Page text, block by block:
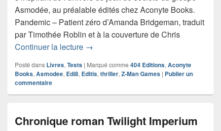
Asmodée, au préalable édités chez Aconyte Books.
Pandemic – Patient zéro d’Amanda Bridgeman, traduit
par Timothée Roblin et à la couverture de Chris
Continuer la lecture Chronique roman Pandemic – Patient
→
Posté dans Livres,Tests | Marqué comme 404 Editions,Aconyte
Books,Asmodee, Edi8, Editis,thriller,Z-Man Games | Publier un
commentaire
Chronique roman Twilight Imperium